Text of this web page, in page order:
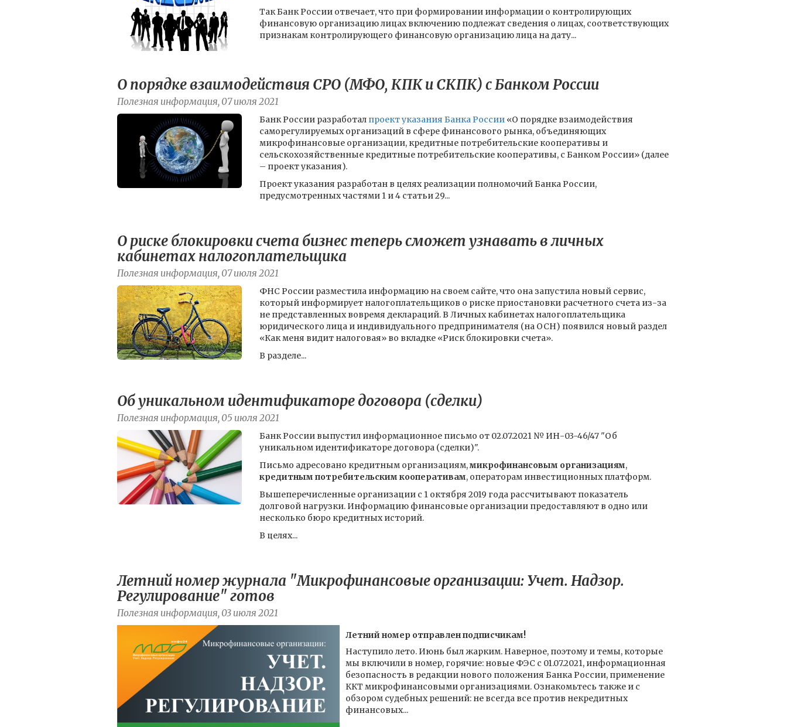
Так Банк России отвечает, что при формировании информации о контролирующих
финансовую организацию лицах включению подлежат сведения о лицах, соответствующих
признакам контролирующего финансовую организацию лица на дату...
О порядке взаимодействия СРО (МФО, КПК и СКПК) с Банком России
Полезная информация, 07 июля 2021
Банк России разработал проект указания Банка России «О порядке взаимодействия
саморегулируемых организаций в сфере финансового рынка, объединяющих
микрофинансовые организации, кредитные потребительские кооперативы и
сельскохозяйственные кредитные потребительские кооперативы, с Банком России» (далее
– проект указания).
Проект указания разработан в целях реализации полномочий Банка России,
предусмотренных частями 1 и 4 статьи 29...
О риске блокировки счета бизнес теперь сможет узнавать в личных
кабинетах налогоплательщика
Полезная информация, 07 июля 2021
ФНС России разместила информацию на своем сайте, что она запустила новый сервис,
который информирует налогоплательщиков о риске приостановки расчетного счета из-за
не представленных вовремя деклараций. В Личных кабинетах налогоплательщика
юридического лица и индивидуального предпринимателя (на ОСН) появился новый раздел
«Как меня видит налоговая» во вкладке «Риск блокировки счета».
В разделе...
Об уникальном идентификаторе договора (сделки)
Полезная информация, 05 июля 2021
Банк России выпустил информационное письмо от 02.07.2021 № ИН-03-46/47 "Об
уникальном идентификаторе договора (сделки)".
Письмо адресовано кредитным организациям,микрофинансовым организациям,
кредитным потребительским кооперативам, операторам инвестиционных платформ.
Вышеперечисленные организации с 1 октября 2019 года рассчитывают показатель
долговой нагрузки. Информацию финансовые организации предоставляют в одно или
несколько бюро кредитных историй.
В целях...
Летний номер журнала "Микрофинансовые организации: Учет. Надзор.
Регулирование" готов
Полезная информация, 03 июля 2021
Летний номер отправлен подписчикам!
Наступило лето. Июнь был жарким. Наверное, поэтому и темы, которые
мы включили в номер, горячие: новые ФЭС с 01.07.2021, информационная
безопасность в редакции нового положения Банка России, применение
ККТ микрофинансовыми организациями. Ознакомьтесь также и с
обзором судебных решений: не всегда все против некредитных
финансовых...